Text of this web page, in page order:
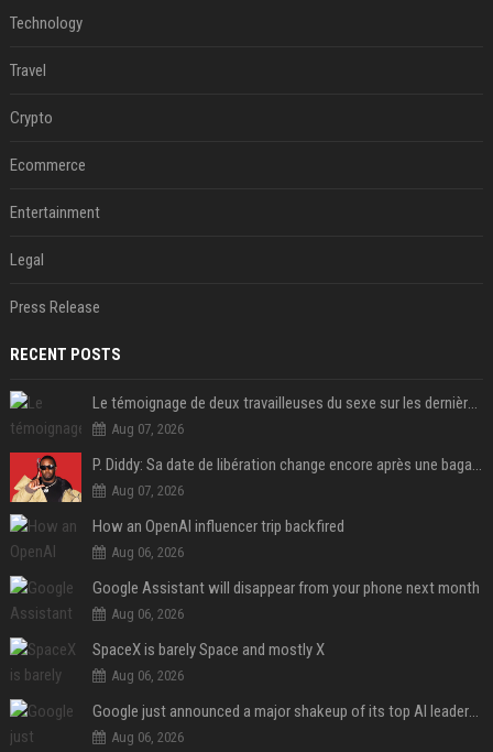
Technology
Travel
Crypto
Ecommerce
Entertainment
Legal
Press Release
RECENT POSTS
Le témoignage de deux travailleuses du sexe sur les dernières heures de Liam Payne a été dévoilé
Aug 07, 2026
P. Diddy: Sa date de libération change encore après une bagarre
Aug 07, 2026
How an OpenAI influencer trip backfired
Aug 06, 2026
Google Assistant will disappear from your phone next month
Aug 06, 2026
SpaceX is barely Space and mostly X
Aug 06, 2026
Google just announced a major shakeup of its top AI leadership
Aug 06, 2026